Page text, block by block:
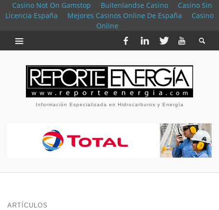
Casino Not On Gamstop Buitenlandse Casino
Casino Sin
Licencia España
Mejores Casinos Online De España
Casino
Online
Información Especializada en Hidrocarburos y Energía
ARTÍCULOS